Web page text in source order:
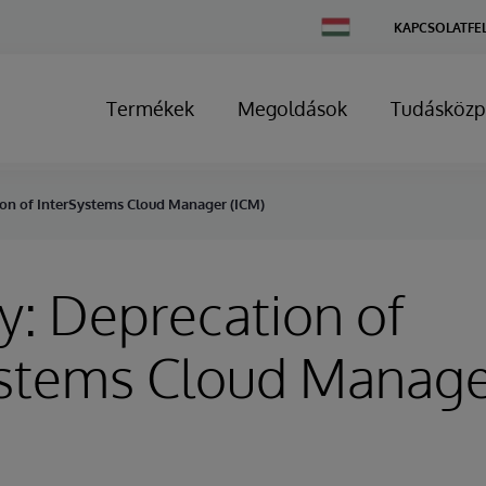
Change
Country
Termékek Megoldások
of InterSystems Cloud Manager (ICM)
Deprecation of
Cloud